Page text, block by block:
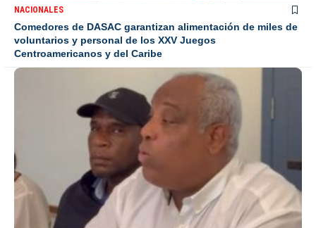
NACIONALES
Comedores de DASAC garantizan alimentación de miles de
voluntarios y personal de los XXV Juegos
Centroamericanos y del Caribe